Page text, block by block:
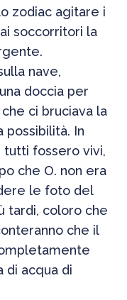
zodiac agitare i
soccorritori la
nave,
doccia per
ci bruciava la
possibilità. In
fossero vivi,
che O. non era
le foto del
tardi, coloro che
che il
di acqua di